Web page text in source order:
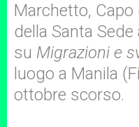
Marchetto, Capo
della Santa
su Migrazioni e
luogo a Manila
ottobre scorso.